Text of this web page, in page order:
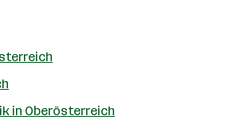
in Oberösterreich